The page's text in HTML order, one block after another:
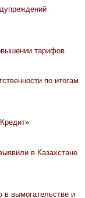
тарифов
по итогам
в Казахстане
в вымогательстве и